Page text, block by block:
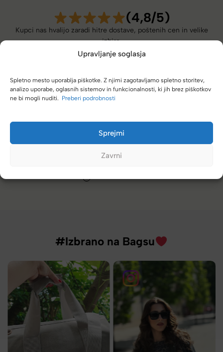
Upravljanje soglasja
Spletno mesto uporablja piškotke. Z njimi zagotavljamo spletno storitev,
analizo uporabe, oglasnih sistemov in funkcionalnosti, ki jih brez piškotkov
ne bi mogli nuditi. Preberi podrobnosti
Sprejmi
Zavrni
(4,8/5)
Kupci nas hvalijo zaradi hitre dostave, poštenih cen in velike
izbire.
#Izbrano na Bagsu